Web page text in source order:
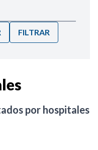
FILTRAR
por hospitales